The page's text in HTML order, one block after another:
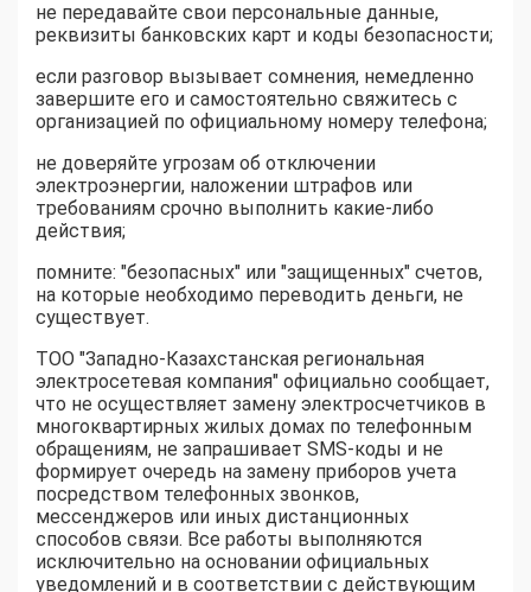
не передавайте свои персональные данные,
реквизиты банковских карт и коды безопасности;
если разговор вызывает сомнения, немедленно
завершите его и самостоятельно свяжитесь с
организацией по официальному номеру телефона;
не доверяйте угрозам об отключении
электроэнергии, наложении штрафов или
требованиям срочно выполнить какие-либо
действия;
помните: "безопасных" или "защищенных" счетов,
на которые необходимо переводить деньги, не
существует.
ТОО "Западно-Казахстанская региональная
электросетевая компания" официально сообщает,
что не осуществляет замену электросчетчиков в
многоквартирных жилых домах по телефонным
обращениям, не запрашивает SMS-коды и не
формирует очередь на замену приборов учета
посредством телефонных звонков,
мессенджеров или иных дистанционных
способов связи. Все работы выполняются
исключительно на основании официальных
уведомлений и в соответствии с действующим